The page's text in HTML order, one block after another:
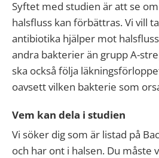
Syftet med studien är att se
halsfluss kan förbättras. Vi vill
antibiotika hjälper mot
andra bakterier än grupp A-
ska också följa
oavsett vilken bakterie som
Vem kan dela i studien
Vi söker dig som är listad på
och har ont i halsen. Du måste